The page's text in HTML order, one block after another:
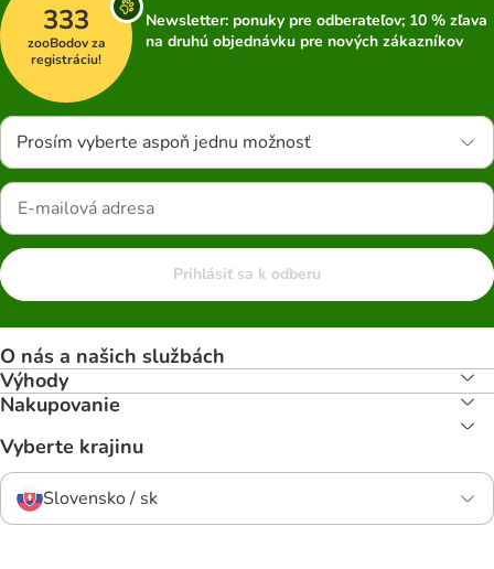
333
zooBodov za
registráciu!
Newsletter: ponuky pre odberateľov; 10 % zľava
na druhú objednávku pre nových zákazníkov
Prosím vyberte aspoň jednu možnosť
Prihlásiť sa k odberu
O nás a našich službách
Výhody
Nakupovanie
Vyberte krajinu
Slovensko / sk